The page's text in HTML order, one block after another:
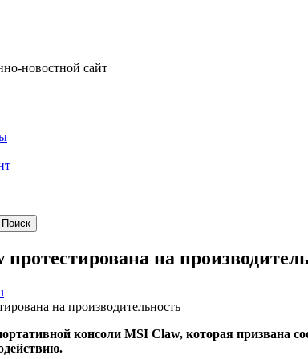
новостной сайт
на
консоли MSI Claw, которая призвана